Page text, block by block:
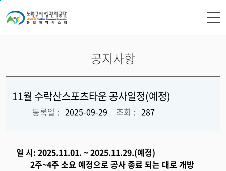
본문 바로가기
공지사항
11월 수락산스포츠타운 공사일정(예정)
등록일 : 2025-09-29 조회 : 287
일 시: 2025.11.01. ~ 2025.11.29.(예정)
2주~4주 소요 예정으로 공사 종료 되는 대로 개방